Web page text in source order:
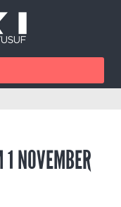
NOVEMBER